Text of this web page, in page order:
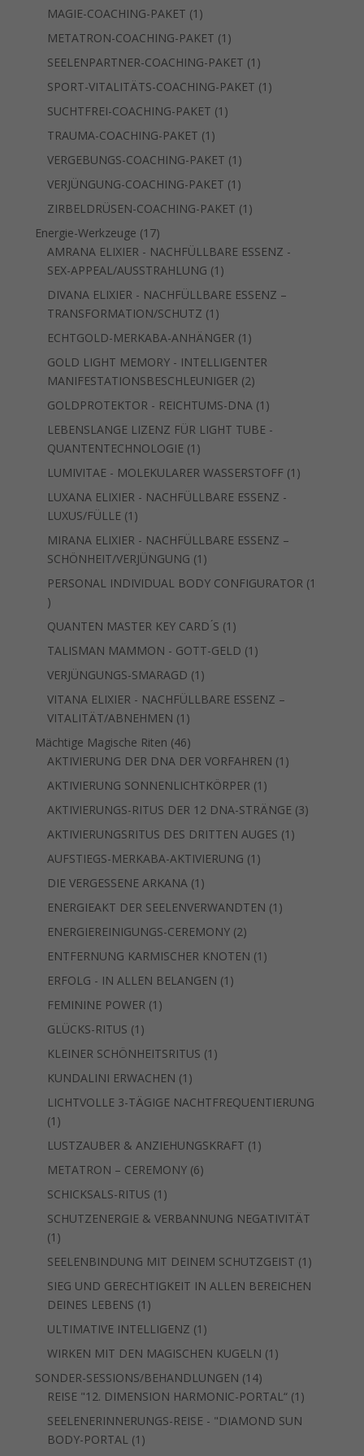
MAGIE-COACHING-PAKET 1 1
Produkt
METATRON-COACHING-PAKET 1 1
Produkt
SEELENPARTNER-COACHING-PAKET 1 1
Produkt
SPORT-VITALITÄTS-COACHING-PAKET 1 1
SUCHTFREI-COACHING-PAKET 1 1
TRAUMA-COACHING-PAKET 1 1
Produkt
VERGEBUNGS-COACHING-PAKET 1 1
Produkt
VERJÜNGUNG-COACHING-PAKET 1 1
Produkt
ZIRBELDRÜSEN-COACHING-PAKET 1 1
Energie-Werkzeuge 1717
Produkte
AMRANA ELIXIER - NACHFÜLLBARE ESSENZ -
SEX-APPEAL/AUSSTRAHLUNG 1 1
Produkt
DIVANA ELIXIER - NACHFÜLLBARE ESSENZ –
TRANSFORMATION/SCHUTZ 1 1
Produkt
ECHTGOLD-MERKABA-ANHÄNGER 1 1
Produkt
GOLD LIGHT MEMORY - INTELLIGENTER
MANIFESTATIONSBESCHLEUNIGER 22
Produkte
GOLDPROTEKTOR - REICHTUMS-DNA 1 1
Produkt
LEBENSLANGE LIZENZ FÜR LIGHT TUBE -
QUANTENTECHNOLOGIE 1 1
Produkt
LUMIVITAE - MOLEKULARER WASSERSTOFF 1 1
LUXANA ELIXIER - NACHFÜLLBARE ESSENZ -
LUXUS/FÜLLE 1 1
Produkt
MIRANA ELIXIER - NACHFÜLLBARE ESSENZ –
SCHÖNHEIT/VERJÜNGUNG 1 1
Produkt
PERSONAL INDIVIDUAL BODY CONFIGURATOR 1
1
Produkt
QUANTEN MASTER KEY CARD ́S 1 1
Produkt
TALISMAN MAMMON - GOTT-GELD 1 1
VERJÜNGUNGS-SMARAGD 1 1
Produkt
VITANA ELIXIER - NACHFÜLLBARE ESSENZ –
VITALITÄT/ABNEHMEN 1 1
Produkt
Mächtige Magische Riten 4646
Produkte
AKTIVIERUNG DER DNA DER VORFAHREN 1 1
AKTIVIERUNG SONNENLICHTKÖRPER 1 1
Produkt
AKTIVIERUNGS-RITUS DER 12 DNA-STRÄNGE 33
AKTIVIERUNGSRITUS DES DRITTEN AUGES 1 1
AUFSTIEGS-MERKABA-AKTIVIERUNG 1 1
DIE VERGESSENE ARKANA 1 1
Produkt
ENERGIEAKT DER SEELENVERWANDTEN 1 1
ENERGIEREINIGUNGS-CEREMONY 22
Produkte
ENTFERNUNG KARMISCHER KNOTEN 1 1
ERFOLG - IN ALLEN BELANGEN 1 1
FEMININE POWER 1 1
GLÜCKS-RITUS 1 1
Produkt
KLEINER SCHÖNHEITSRITUS 1 1
KUNDALINI ERWACHEN 1 1
Produkt
LICHTVOLLE 3-TÄGIGE NACHTFREQUENTIERUNG
1 1
Produkt
LUSTZAUBER & ANZIEHUNGSKRAFT 1 1
METATRON – CEREMONY 66
SCHICKSALS-RITUS 1 1
Produkt
SCHUTZENERGIE & VERBANNUNG NEGATIVITÄT
1 1
Produkt
SEELENBINDUNG MIT DEINEM SCHUTZGEIST 1 1
Produkt
SIEG UND GERECHTIGKEIT IN ALLEN BEREICHEN
DEINES LEBENS 1 1
Produkt
ULTIMATIVE INTELLIGENZ 1 1
Produkt
WIRKEN MIT DEN MAGISCHEN KUGELN 1 1
SONDER-SESSIONS/BEHANDLUNGEN 1414
Produkte
REISE "12. DIMENSION HARMONIC-PORTAL“ 1 1
Produkt
SEELENERINNERUNGS-REISE - "DIAMOND SUN
BODY-PORTAL 1 1